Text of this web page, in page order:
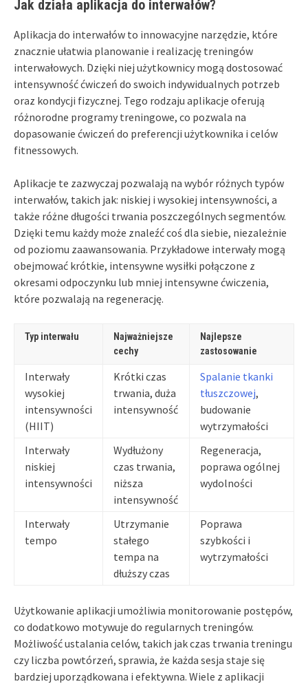
Jak działa aplikacja do interwałów?
Aplikacja do interwałów to innowacyjne narzędzie, które
znacznie ułatwia planowanie i realizację treningów
interwałowych. Dzięki niej użytkownicy mogą dostosować
intensywność ćwiczeń do swoich indywidualnych potrzeb
oraz kondycji fizycznej. Tego rodzaju aplikacje oferują
różnorodne programy treningowe, co pozwala na
dopasowanie ćwiczeń do preferencji użytkownika i celów
fitnessowych.
Aplikacje te zazwyczaj pozwalają na wybór różnych typów
interwałów, takich jak: niskiej i wysokiej intensywności, a
także różne długości trwania poszczególnych segmentów.
Dzięki temu każdy może znaleźć coś dla siebie, niezależnie
od poziomu zaawansowania. Przykładowe interwały mogą
obejmować krótkie, intensywne wysiłki połączone z
okresami odpoczynku lub mniej intensywne ćwiczenia,
które pozwalają na regenerację.
Typ interwału
Najważniejsze
cechy
Najlepsze
zastosowanie
Interwały
wysokiej
intensywności
(HIIT)
Krótki czas
trwania, duża
intensywność
Spalanie tkanki
tłuszczowej,
budowanie
wytrzymałości
Interwały
niskiej
intensywności
Wydłużony
czas trwania,
niższa
intensywność
Regeneracja,
poprawa ogólnej
wydolności
Interwały
tempo
Utrzymanie
stałego
tempa na
dłuższy czas
Poprawa
szybkości i
wytrzymałości
Użytkowanie aplikacji umożliwia monitorowanie postępów,
co dodatkowo motywuje do regularnych treningów.
Możliwość ustalania celów, takich jak czas trwania treningu
czy liczba powtórzeń, sprawia, że każda sesja staje się
bardziej uporządkowana i efektywna. Wiele z aplikacji